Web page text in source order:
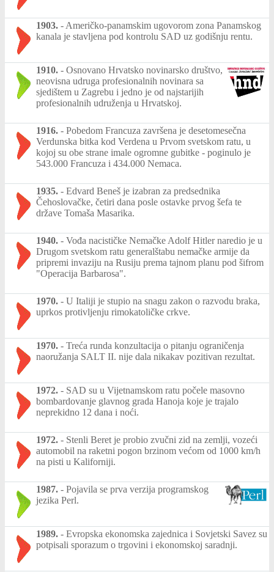
1903. - Američko-panamskim ugovorom zona Panamskog
kanala je stavljena pod kontrolu SAD uz godišnju rentu.
1910. - Osnovano Hrvatsko novinarsko društvo,
neovisna udruga profesionalnih novinara sa
sjedištem u Zagrebu i jedno je od najstarijih
profesionalnih udruženja u Hrvatskoj.
1916. - Pobedom Francuza završena je desetomesečna
Verdunska bitka kod Verdena u Prvom svetskom ratu, u
kojoj su obe strane imale ogromne gubitke - poginulo je
543.000 Francuza i 434.000 Nemaca.
1935. - Edvard Beneš je izabran za predsednika
Čehoslovačke, četiri dana posle ostavke prvog šefa te
države Tomaša Masarika.
1940. - Vođa nacističke Nemačke Adolf Hitler naredio je u
Drugom svetskom ratu generalštabu nemačke armije da
pripremi invaziju na Rusiju prema tajnom planu pod šifrom
"Operacija Barbarosa".
1970. - U Italiji je stupio na snagu zakon o razvodu braka,
uprkos protivljenju rimokatoličke crkve.
1970. - Treća runda konzultacija o pitanju ograničenja
naoružanja SALT II. nije dala nikakav pozitivan rezultat.
1972. - SAD su u Vijetnamskom ratu počele masovno
bombardovanje glavnog grada Hanoja koje je trajalo
neprekidno 12 dana i noći.
1972. - Stenli Beret je probio zvučni zid na zemlji, vozeći
automobil na raketni pogon brzinom većom od 1000 km/h
na pisti u Kaliforniji.
1987. - Pojavila se prva verzija programskog
jezika Perl.
1989. - Evropska ekonomska zajednica i Sovjetski Savez su
potpisali sporazum o trgovini i ekonomskoj saradnji.